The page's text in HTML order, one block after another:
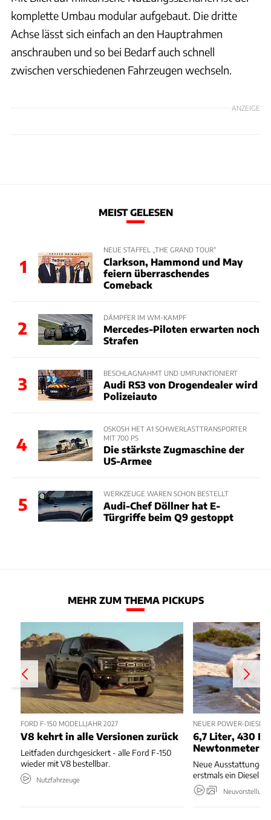
komplette Umbau modular aufgebaut. Die dritte
Achse lässt sich einfach an den Hauptrahmen
anschrauben und so bei Bedarf auch schnell
zwischen verschiedenen Fahrzeugen wechseln.
ANZEIGE
MEIST GELESEN
1
NEUE STAFFEL „THE GRAND TOUR“
Clarkson, Hammond und May
feiern überraschendes
Comeback
2
DÄMPFER IM WM-KAMPF
Mercedes-Piloten erwarten noch
Strafen
3
BESCHLAGNAHMT UND UMFUNKTIONIERT
Audi RS3 von Drogendealer wird
Polizeiauto
4
OSKOSH HET A1 SCHWERLASTTRANSPORTER
MIT 700 PS
Die stärkste Zugmaschine der
US-Armee
5
WERKZEUGE WAREN SCHON BESTELLT
Audi-Chef Döllner hat E-
Türgriffe beim Q9 gestoppt
MEHR ZUM THEMA PICKUPS
FORD F-150 MODELLJAHR 2027
V8 kehrt in alle Versionen zurück
Leitfaden durchgesickert - alle Ford F-150
wieder mit V8 bestellbar.
Nutzfahrzeuge
NEUER POWER-DIESEL
6,7 Liter, 430
Newtonmeter
Neue
erstmals ein Diesel